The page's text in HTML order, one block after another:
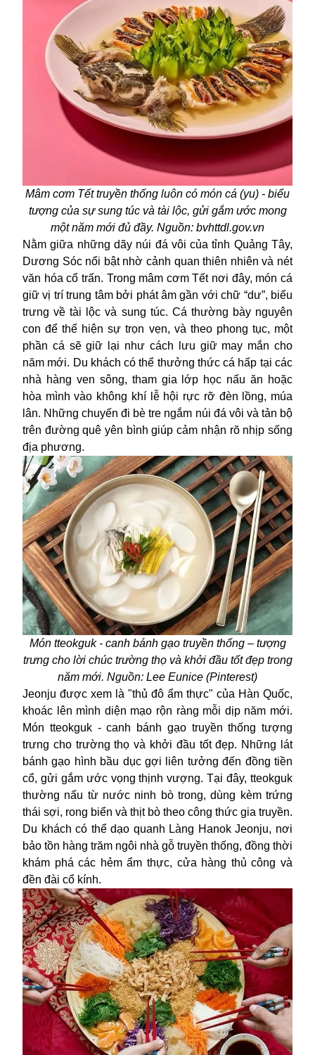
Mâm cơm Tết truyền thống luôn có món cá (yu) - biểu
tượng của sự sung túc và tài lộc, gửi gắm ước mong
một năm mới đủ đầy. Nguồn: bvhttdl.gov.vn
Nằm giữa những dãy núi đá vôi của tỉnh Quảng Tây,
Dương Sóc nổi bật nhờ cảnh quan thiên nhiên và nét
văn hóa cổ trấn. Trong mâm cơm Tết nơi đây, món cá
giữ vị trí trung tâm bởi phát âm gần với chữ “dư”, biểu
trưng về tài lộc và sung túc. Cá thường bày nguyên
con để thể hiện sự trọn vẹn, và theo phong tục, một
phần cá sẽ giữ lại như cách lưu giữ may mắn cho
năm mới. Du khách có thể thưởng thức cá hấp tại các
nhà hàng ven sông, tham gia lớp học nấu ăn hoặc
hòa mình vào không khí lễ hội rực rỡ đèn lồng, múa
lân. Những chuyến đi bè tre ngắm núi đá vôi và tản bộ
trên đường quê yên bình giúp cảm nhận rõ nhịp sống
địa phương.
Món tteokguk - canh bánh gạo truyền thống – tượng
trưng cho lời chúc trường thọ và khởi đầu tốt đẹp trong
năm mới. Nguồn: Lee Eunice (Pinterest)
Jeonju được xem là "thủ đô ẩm thực" của Hàn Quốc,
khoác lên mình diện mạo rộn ràng mỗi dịp năm mới.
Món tteokguk - canh bánh gạo truyền thống tượng
trưng cho trường thọ và khởi đầu tốt đẹp. Những lát
bánh gạo hình bầu dục gợi liên tưởng đến đồng tiền
cổ, gửi gắm ước vọng thịnh vượng. Tại đây, tteokguk
thường nấu từ nước ninh bò trong, dùng kèm trứng
thái sợi, rong biển và thịt bò theo công thức gia truyền.
Du khách có thể dạo quanh Làng Hanok Jeonju, nơi
bảo tồn hàng trăm ngôi nhà gỗ truyền thống, đồng thời
khám phá các hẻm ẩm thực, cửa hàng thủ công và
đền đài cổ kính.